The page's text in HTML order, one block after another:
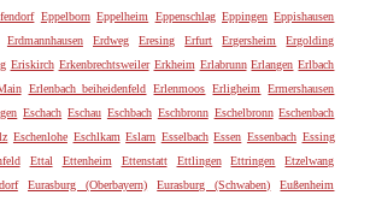
Eppelborn Eppelheim Eppenschlag Eppingen Eppishausen
Erdmannhausen Erdweg Eresing Erfurt Ergersheim
Ergolding
Eriskirch Erkenbrechtsweiler Erkheim Erlabrunn Erlangen Erlbach
Erlenbach beiheidenfeld Erlenmoos Erligheim
Ermershausen
Eschach Eschau Eschbach Eschbronn Eschelbronn Eschenbach
Eschenlohe Eschlkam Eslarn Esselbach Essen Essenbach Essing
Ettal Ettenheim Ettenstatt Ettlingen Ettringen
Etzelwang
Eurasburg (Oberbayern) Eurasburg (Schwaben)
Eußenheim